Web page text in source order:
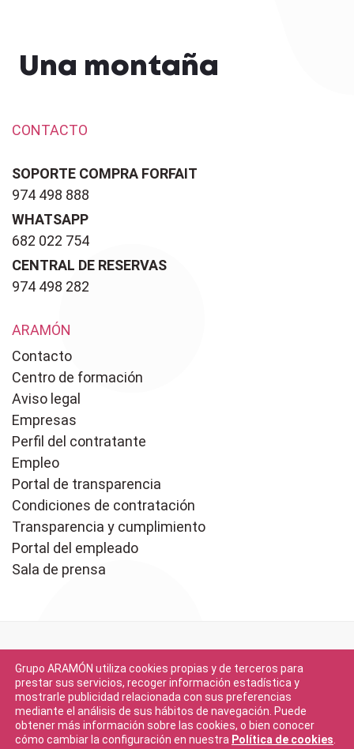
Una montaña
CONTACTO
SOPORTE COMPRA FORFAIT
974 498 888
WHATSAPP
682 022 754
CENTRAL DE RESERVAS
974 498 282
ARAMÓN
Contacto
Centro de formación
Aviso legal
Empresas
Perfil del contratante
Empleo
Portal de transparencia
Condiciones de contratación
Transparencia y cumplimiento
Portal del empleado
Sala de prensa
Descargar en
App Store
Grupo ARAMÓN utiliza cookies propias y de terceros para
prestar sus servicios, recoger información estadística y
mostrarle publicidad relacionada con sus preferencias
mediante el análisis de sus hábitos de navegación. Puede
obtener más información sobre las cookies, o bien conocer
cómo cambiar la configuración en nuestra Política de cookies